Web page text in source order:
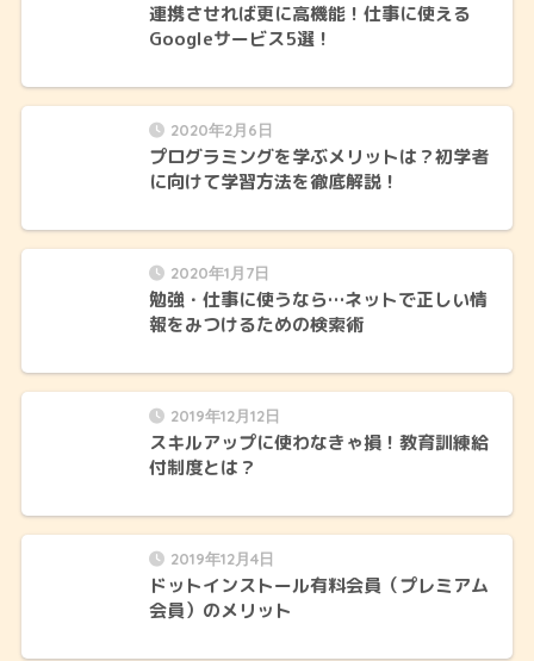
連携させれば更に高機能！仕事に使える
Googleサービス5選！
2020年2月6日
プログラミングを学ぶメリットは？初学者
に向けて学習方法を徹底解説！
2020年1月7日
勉強・仕事に使うなら…ネットで正しい情
報をみつけるための検索術
2019年12月12日
スキルアップに使わなきゃ損！教育訓練給
付制度とは？
2019年12月4日
ドットインストール有料会員（プレミアム
会員）のメリット